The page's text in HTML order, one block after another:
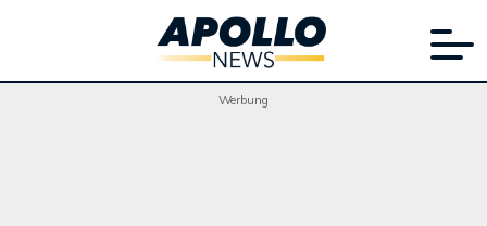
Werbung